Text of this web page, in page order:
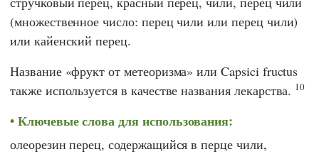
(множественное число: перец чили или перец чили)
или кайенский перец.
Название «фрукт от метеоризма» или Capsici fructus
также используется в качестве названия лекарства. 10
Ключевые слова для использования:
олеорезин перец, содержащийся в перце чили,